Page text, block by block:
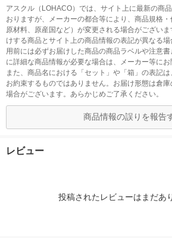
アスクル（LOHACO）では、サイト上に最新の商
おりますが、メーカーの都合等により、商品規格・
原材料、原産国など）が変更される場合がござい
けする商品とサイト上の商品情報の表記が異なる
用前には必ずお届けした商品の商品ラベルや注意
に詳細な商品情報が必要な場合は、メーカー等にお
また、商品名における「セット」や「箱」の表記
お約束するものではありません。お届け形態は倉
場合がございます。あらかじめご了承ください。
商品情報の誤りを報告
レビュー
投稿されたレビューはまだあ